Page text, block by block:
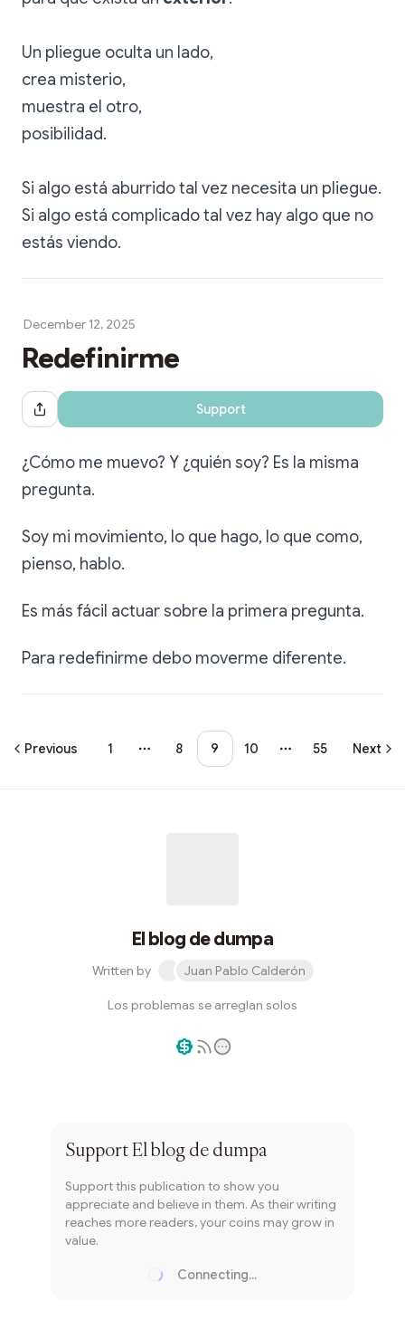
Un pliegue oculta un lado,
crea misterio,
muestra el otro,
posibilidad.
Si algo está aburrido tal vez necesita un pliegue.
Si algo está complicado tal vez hay algo que no
estás viendo.
December 12, 2025
Redefinirme
Share Dialog Support
¿Cómo me muevo? Y ¿quién soy? Es la misma
pregunta.
Soy mi movimiento, lo que hago, lo que como,
pienso, hablo.
Es más fácil actuar sobre la primera pregunta.
Para redefinirme debo moverme diferente.
Previous 1
More pages
8 9 10
More pages
55 Next
El blog de dumpa
Written by Juan Pablo Calderón
Los problemas se arreglan solos
SupportEl blog de dumpa
Support this publication to show you
appreciate and believe in them. As their writing
reaches more readers, your coins may grow in
value.
Connecting...